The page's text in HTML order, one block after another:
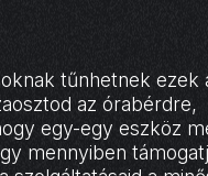
tűnhetnek ezek
az órabérdre,
egy-egy eszköz
mennyiben